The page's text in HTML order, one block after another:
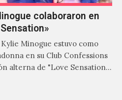
colaboraron en
Minogue estuvo como
en su Club Confessions
alterna de "Love Sensation",